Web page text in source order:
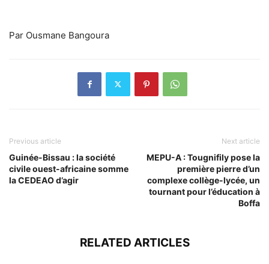
Par Ousmane Bangoura
Previous article
Guinée-Bissau : la société
civile ouest-africaine somme
la CEDEAO d’agir
Next article
MEPU-A : Tougnifily pose la
première pierre d’un
complexe collège-lycée, un
tournant pour l’éducation à
Boffa
RELATED ARTICLES